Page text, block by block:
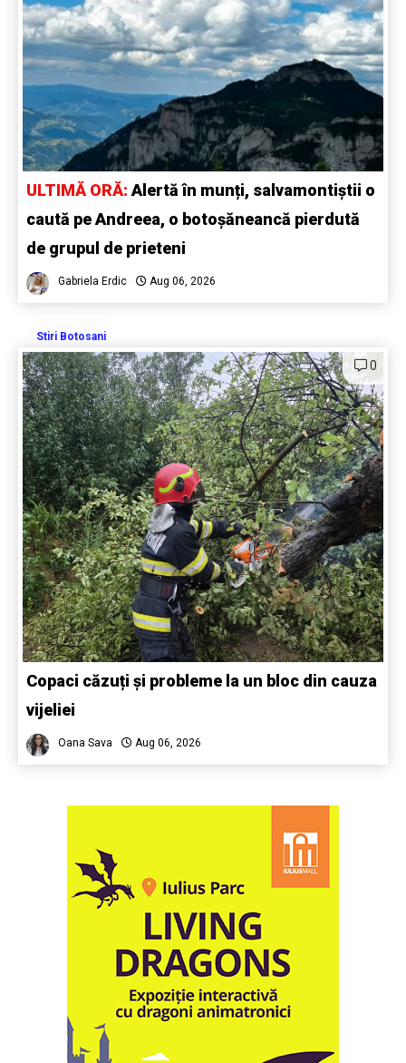
ULTIMĂ ORĂ: Alertă în munți, salvamontiștii o
caută pe Andreea, o botoșăneancă pierdută
de grupul de prieteni
Gabriela Erdic Aug 06, 2026
Stiri Botosani
0
Copaci căzuți și probleme la un bloc din cauza
vijeliei
Oana Sava Aug 06, 2026